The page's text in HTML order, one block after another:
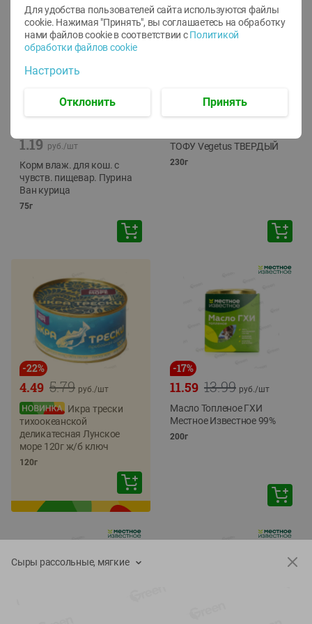
1.19 руб./шт
Корм влаж. для кош. с
чувств. пищевар. Пурина
Ван курица
75г
ТОФУ Vegetus ТВЕРДЫЙ
230г
-22%
5.79
4.49 руб./шт
Икра трески
тихоокеанской
деликатесная Лунское
море 120г ж/б ключ
120г
-17%
13.99
11.59 руб./шт
Масло Топленое ГХИ
Местное Известное 99%
200г
Сыры рассольные, мягкие
Для удобства пользователей сайта используются файлы
cookie. Нажимая "Принять", вы соглашаетесь на обработку
нами файлов cookie в соответствии с Политикой
обработки файлов cookie
Настроить
Отклонить Принять